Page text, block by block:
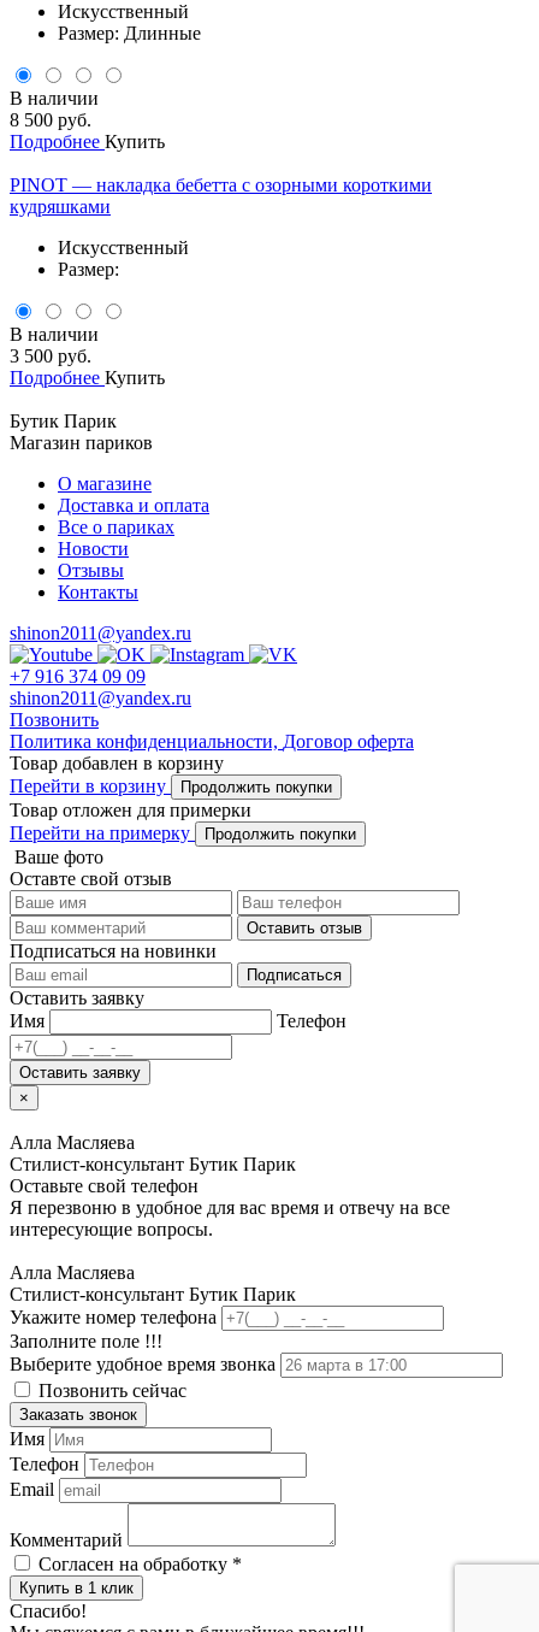
Искусственный
Размер: Длинные
В наличии
8 500 руб.
Подробнее Купить
PINOT — накладка бебетта с озорными короткими
кудряшками
Искусственный
Размер:
В наличии
3 500 руб.
Подробнее Купить
Бутик Парик
Магазин париков
О магазине
Доставка и оплата
Все о париках
Новости
Отзывы
Контакты
shinon2011@yandex.ru
+7 916 374 09 09
shinon2011@yandex.ru
Позвонить
Политика конфиденциальности, Договор оферта
Товар добавлен в корзину
Перейти в корзину
Продолжить покупки
Товар отложен для примерки
Перейти на примерку
Продолжить покупки
Ваше фото
Оставте свой отзыв
Оставить отзыв
Подписаться на новинки
Подписаться
Оставить заявку
Имя
Телефон
Оставить заявку
×
Алла Масляева
Стилист-консультант Бутик Парик
Оставьте свой телефон
Я перезвоню в удобное для вас время и отвечу на все
интересующие вопросы.
Алла Масляева
Стилист-консультант Бутик Парик
Укажите номер телефона
Заполните поле !!!
Выберите удобное время звонка
Позвонить сейчас
Заказать звонок
Имя
Телефон
Email
Комментарий
Согласен на обработку *
Купить в 1 клик
Спасибо!